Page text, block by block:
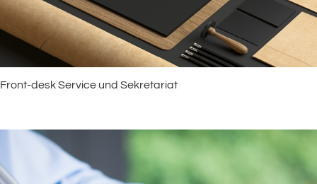
Front-desk Service und Sekretariat